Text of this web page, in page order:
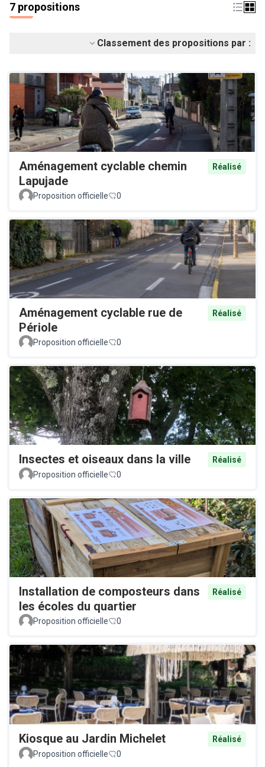
7 propositions
Classement des propositions par :
Aménagement cyclable chemin
Lapujade
Réalisé
Proposition officielle 0
Aménagement cyclable rue de
Périole
Réalisé
Proposition officielle 0
Insectes et oiseaux dans la ville
Réalisé
Proposition officielle
0
Installation de composteurs dans
les écoles du quartier
Réalisé
Proposition officielle 0
Kiosque au Jardin Michelet
Réalisé
Proposition officielle
0